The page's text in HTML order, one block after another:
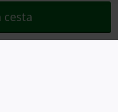
cesta